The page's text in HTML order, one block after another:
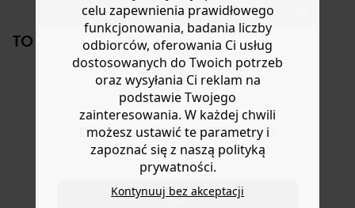
Do you want to be redirected to
www.promod.com ?
YES
Pomoc
krój. Okrągły dekolt. Długie rękawy. Prosty dół. Ta
koszulka damska zawiera włókna pochodzące z
recyklingu.
TO NA PEWNO CI SIĘ SPODOBA!
Koszulka
-70%
celu zapewnienia prawidłowego
funkcjonowania, badania liczby
odbiorców, oferowania Ci usług
dostosowanych do Twoich potrzeb
oraz wysyłania Ci reklam na
podstawie Twojego
zainteresowania. W każdej chwili
możesz ustawić te parametry i
zapoznać się z naszą polityką
prywatności.
Kontynuuj bez akceptacji